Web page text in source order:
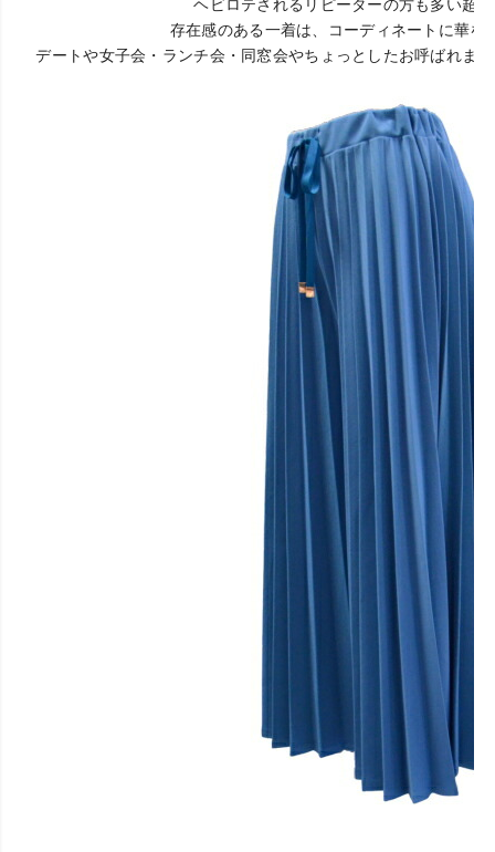
存在感のある一着は、コーディネートに華
デートや女子会・ランチ会・同窓会やちょっとしたお呼ばれま